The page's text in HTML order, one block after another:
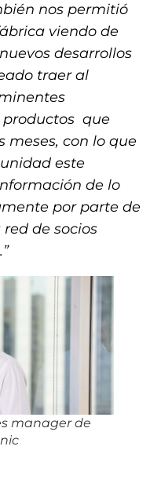
nos permitió
viendo de
desarrollos
traer al
productos que
meses, con lo que
este
de lo
por parte de
de socios
manager de